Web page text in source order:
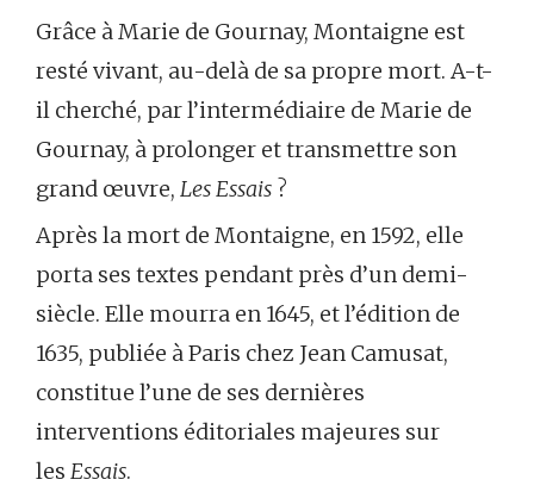
Grâce à Marie de Gournay, Montaigne est
resté vivant, au-delà de sa propre mort. A-t-
il cherché, par l’intermédiaire de Marie de
Gournay, à prolonger et transmettre son
grand œuvre, Les Essais ?
Après la mort de Montaigne, en 1592, elle
porta ses textes pendant près d’un demi-
siècle. Elle mourra en 1645, et l’édition de
1635, publiée à Paris chez Jean Camusat,
constitue l’une de ses dernières
interventions éditoriales majeures sur
les Essais.